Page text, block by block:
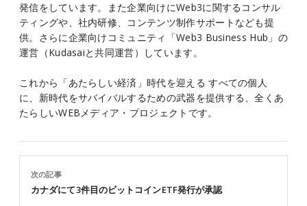
発信をしています。また企業向けにWeb3に関するコンサル
ティングや、社内研修、コンテンツ制作サポートなども提
供。さらに企業向けコミュニティ「Web3 Business Hub」の
運営（Kudasaiと共同運営）しています。
これから「あたらしい経済」時代を迎える すべての個人
に、新時代をサバイバルするための武器を提供する、全くあ
たらしいWEBメディア・プロジェクトです。
次の記事
カナダにて3件目のビットコインETF発行が承認